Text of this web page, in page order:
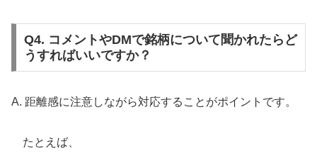
Q4. コメントやDMで銘柄について聞かれたらど
うすればいいですか？
A. 距離感に注意しながら対応することがポイントです。
たとえば、